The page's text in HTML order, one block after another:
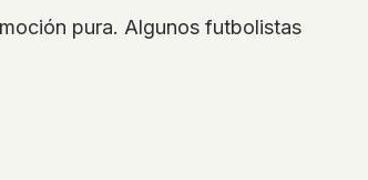
pura. Algunos futbolistas